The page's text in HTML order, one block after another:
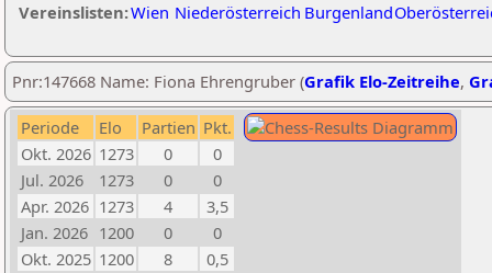
Vereinslisten:Wien Niederösterreich Burgenland
Pnr:147668 Name: Fiona Ehrengruber (Grafik Elo-Zeitreihe,
Periode Elo Partien Pkt.
Okt. 2026 1273 0
0
Jul. 2026
1273 0
0
Apr. 2026 1273 4
3,5
Jan. 2026 1200 0
0
Okt. 2025 1200 8
0,5